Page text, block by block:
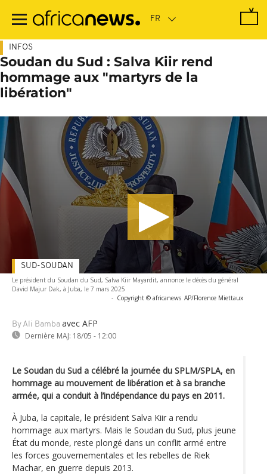
contenu
INFOS
Soudan du Sud : Salva Kiir rend
hommage aux "martyrs de la
libération"
Le président du Soudan du Sud, Salva Kiir Mayardit, annonce le décès du général
David Majur Dak, à Juba, le 7 mars 2025
- Copyright © africanews AP/Florence Miettaux
By Ali Bamba avec AFP
Dernière MAJ: 18/05 - 12:00
SUD-SOUDAN
Le Soudan du Sud a célébré la journée du SPLM/SPLA, en
hommage au mouvement de libération et à sa branche
armée, qui a conduit à l’indépendance du pays en 2011.
À Juba, la capitale, le président Salva Kiir a rendu
hommage aux martyrs. Mais le Soudan du Sud, plus jeune
État du monde, reste plongé dans un conflit armé entre
les forces gouvernementales et les rebelles de Riek
Machar, en guerre depuis 2013.